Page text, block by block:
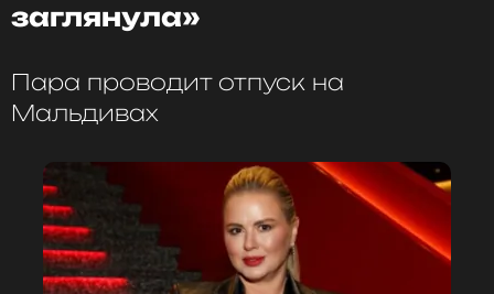
заглянула»
Пара проводит отпуск на
Мальдивах